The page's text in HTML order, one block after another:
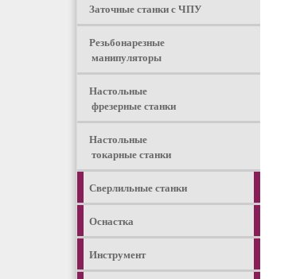
Заточные станки с ЧПУ
Резьбонарезные
манипуляторы
Настольные
фрезерные станки
Настольные
токарные станки
Сверлильные станки
Оснастка
Инструмент